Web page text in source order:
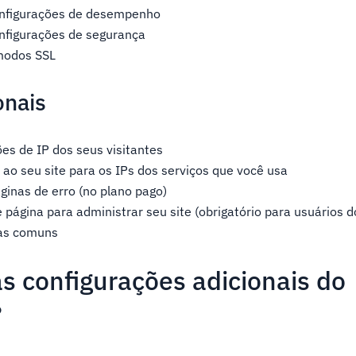
de desempenho
de segurança
SSL
de IP dos seus visitantes
seu site para os IPs dos serviços que você usa
de erro (no plano pago)
página para administrar seu site (obrigatório para usuários
comuns
configurações adicionais do